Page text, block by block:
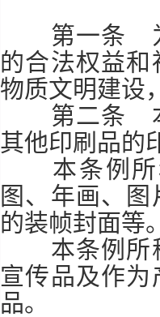
第一条 为
的合法权益
物质文明建设
第二条 本
其他印刷品的
本条例所
图、年画、
的装帧封面等
本条例所称
宣传品及作
品。